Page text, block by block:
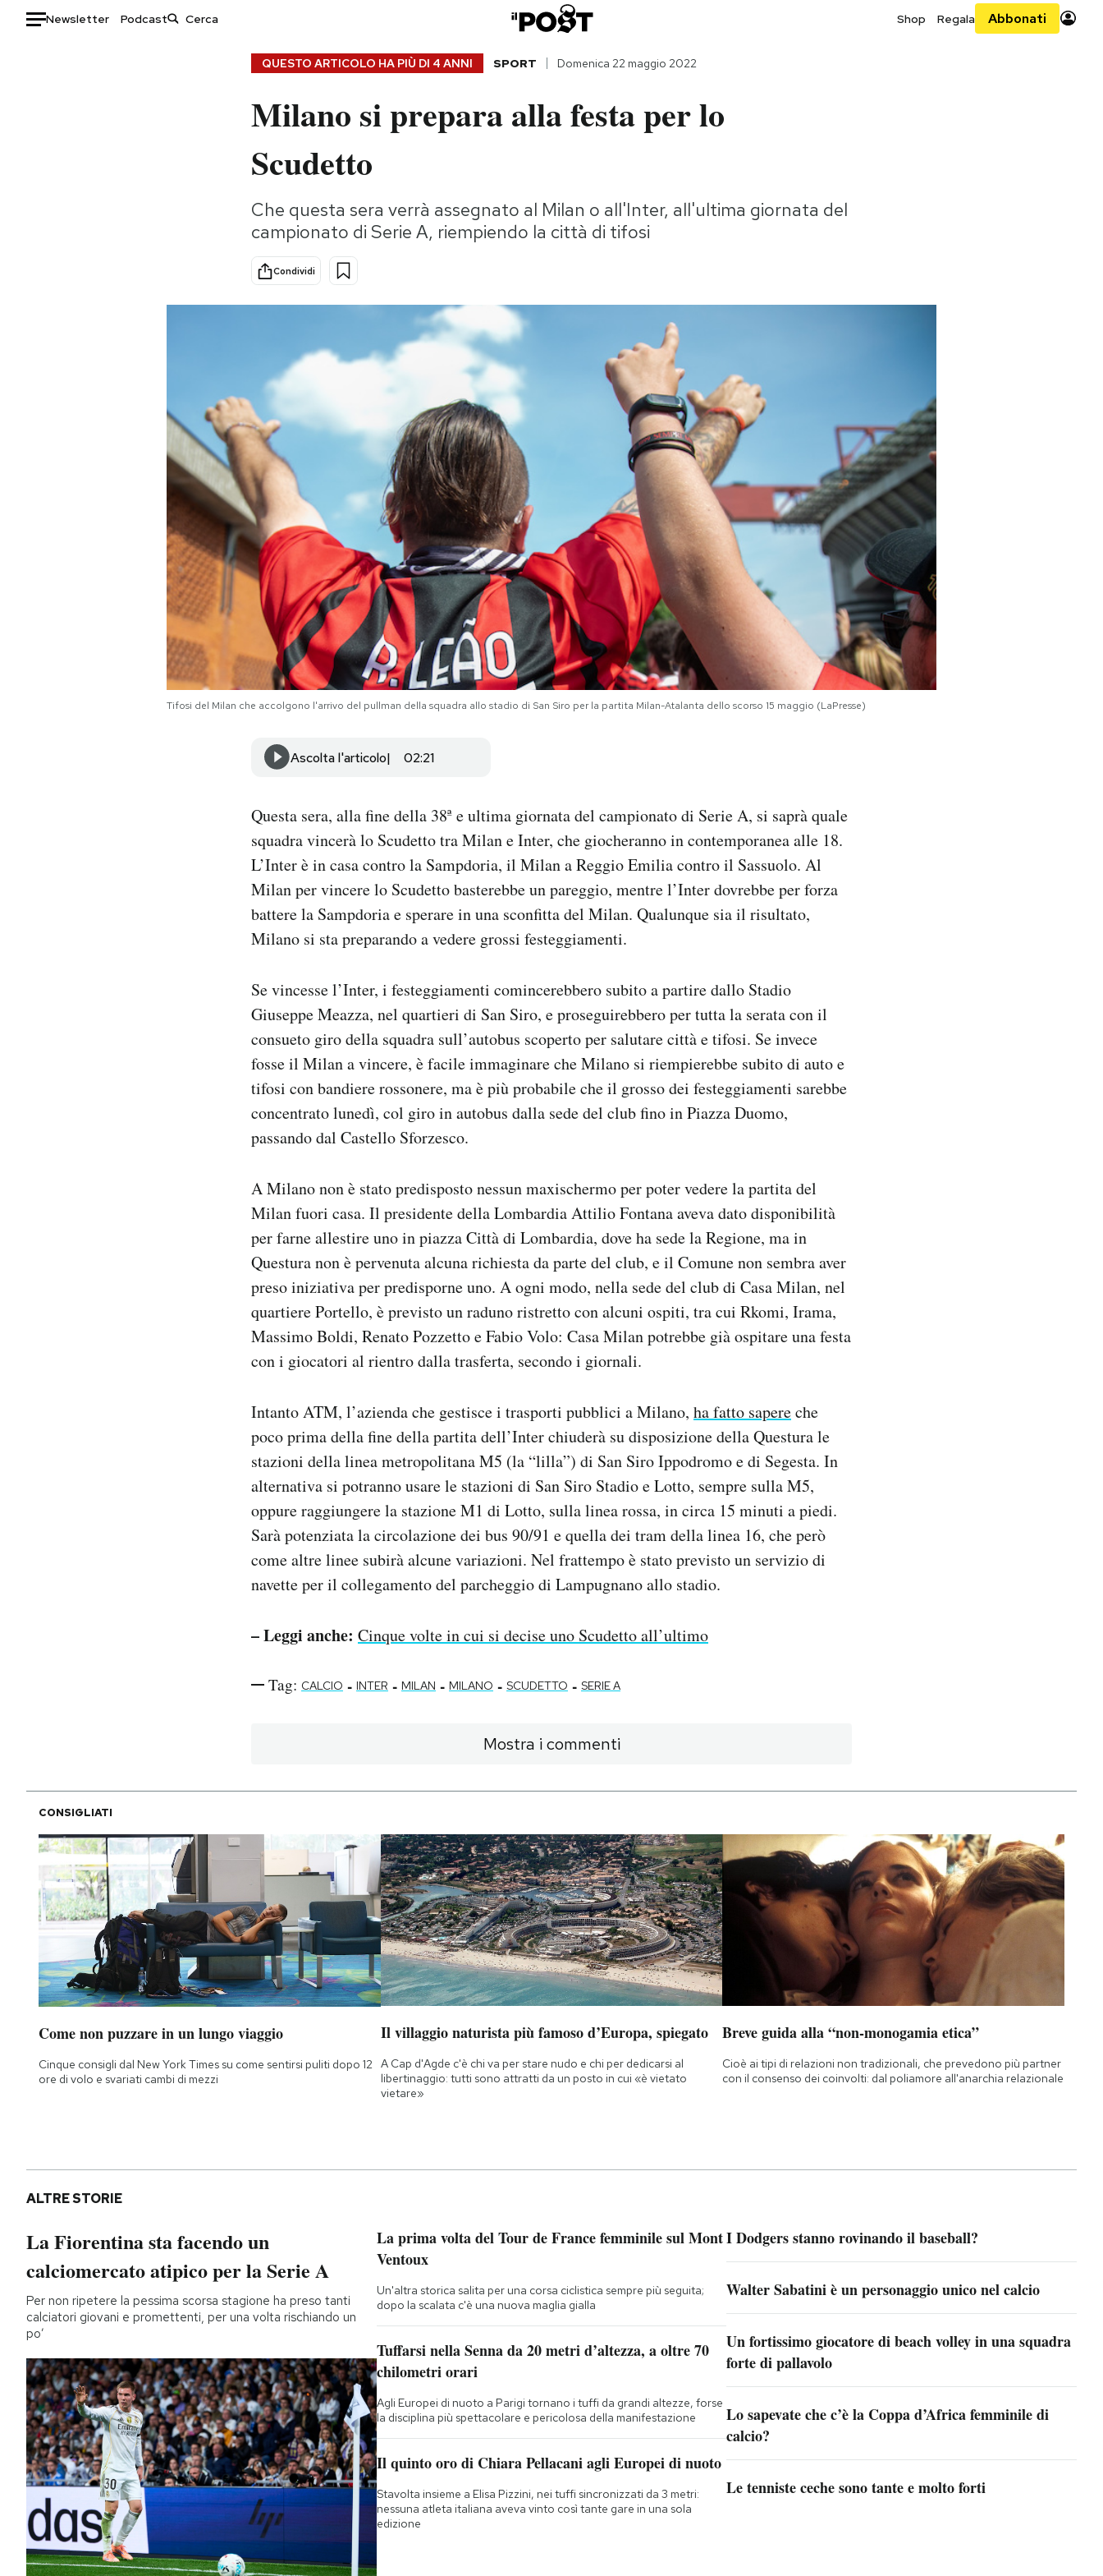
Newsletter Podcast Shop Regala Abbonati
Storie/Idee
Ok Boomer!
Altrecose
AREA PERSONALE
QUESTO ARTICOLO HA PIÙ DI 4 ANNI SPORT Domenica 22 maggio 2022
Milano si prepara alla festa per lo
Scudetto
Che questa sera verrà assegnato al Milan o all'Inter, all'ultima giornata del
campionato di Serie A, riempiendo la città di tifosi
Condividi
Tifosi del Milan che accolgono l'arrivo del pullman della squadra allo stadio di San Siro per la partita Milan-Atalanta dello scorso 15 maggio (LaPresse)
Ascolta l'articolo 02:21
Questa sera, alla fine della 38ª e ultima giornata del campionato di Serie A, si saprà quale
squadra vincerà lo Scudetto tra Milan e Inter, che giocheranno in contemporanea alle 18.
L’Inter è in casa contro la Sampdoria, il Milan a Reggio Emilia contro il Sassuolo. Al
Milan per vincere lo Scudetto basterebbe un pareggio, mentre l’Inter dovrebbe per forza
battere la Sampdoria e sperare in una sconfitta del Milan. Qualunque sia il risultato,
Milano si sta preparando a vedere grossi festeggiamenti.
Se vincesse l’Inter, i festeggiamenti comincerebbero subito a partire dallo Stadio
Giuseppe Meazza, nel quartieri di San Siro, e proseguirebbero per tutta la serata con il
consueto giro della squadra sull’autobus scoperto per salutare città e tifosi. Se invece
fosse il Milan a vincere, è facile immaginare che Milano si riempierebbe subito di auto e
tifosi con bandiere rossonere, ma è più probabile che il grosso dei festeggiamenti sarebbe
concentrato lunedì, col giro in autobus dalla sede del club fino in Piazza Duomo,
passando dal Castello Sforzesco.
A Milano non è stato predisposto nessun maxischermo per poter vedere la partita del
Milan fuori casa. Il presidente della Lombardia Attilio Fontana aveva dato disponibilità
per farne allestire uno in piazza Città di Lombardia, dove ha sede la Regione, ma in
Questura non è pervenuta alcuna richiesta da parte del club, e il Comune non sembra aver
preso iniziativa per predisporne uno. A ogni modo, nella sede del club di Casa Milan, nel
quartiere Portello, è previsto un raduno ristretto con alcuni ospiti, tra cui Rkomi, Irama,
Massimo Boldi, Renato Pozzetto e Fabio Volo: Casa Milan potrebbe già ospitare una festa
con i giocatori al rientro dalla trasferta, secondo i giornali.
Intanto ATM, l’azienda che gestisce i trasporti pubblici a Milano, ha fatto sapereche
poco prima della fine della partita dell’Inter chiuderà su disposizione della Questura le
stazioni della linea metropolitana M5 (la “lilla”) di San Siro Ippodromo e di Segesta. In
alternativa si potranno usare le stazioni di San Siro Stadio e Lotto, sempre sulla M5,
oppure raggiungere la stazione M1 di Lotto, sulla linea rossa, in circa 15 minuti a piedi.
Sarà potenziata la circolazione dei bus 90/91 e quella dei tram della linea 16, che però
come altre linee subirà alcune variazioni. Nel frattempo è stato previsto un servizio di
navette per il collegamento del parcheggio di Lampugnano allo stadio.
– Leggi anche: Cinque volte in cui si decise uno Scudetto all’ultimo
Tag: CALCIO - INTER - MILAN - MILANO - SCUDETTO - SERIE A
Mostra i commenti
CONSIGLIATI
Come non puzzare in un lungo viaggio
Cinque consigli dal New York Times su come sentirsi puliti dopo 12
ore di volo e svariati cambi di mezzi
Il villaggio naturista più famoso d’Europa, spiegato
A Cap d'Agde c'è chi va per stare nudo e chi per dedicarsi al
libertinaggio: tutti sono attratti da un posto in cui «è vietato
vietare»
Breve guida alla “non-monogamia etica”
Cioè ai tipi di relazioni non tradizionali, che prevedono più partner
con il consenso dei coinvolti: dal poliamore all'anarchia relazionale
ALTRE STORIE
La Fiorentina sta facendo un
calciomercato atipico per la Serie A
Per non ripetere la pessima scorsa stagione ha preso tanti
calciatori giovani e promettenti, per una volta rischiando un
po’
La prima volta del Tour de France femminile sul Mont
Ventoux
Un'altra storica salita per una corsa ciclistica sempre più seguita;
dopo la scalata c'è una nuova maglia gialla
Tuffarsi nella Senna da 20 metri d’altezza, a oltre 70
chilometri orari
Agli Europei di nuoto a Parigi tornano i tuffi da grandi altezze, forse
la disciplina più spettacolare e pericolosa della manifestazione
Il quinto oro di Chiara Pellacani agli Europei di nuoto
Stavolta insieme a Elisa Pizzini, nei tuffi sincronizzati da 3 metri:
nessuna atleta italiana aveva vinto così tante gare in una sola
edizione
I Dodgers stanno rovinando il baseball?
Walter Sabatini è un personaggio unico nel calcio
Un fortissimo giocatore di beach volley in una squadra
forte di pallavolo
Lo sapevate che c’è la Coppa d’Africa femminile di
calcio?
Le tenniste ceche sono tante e molto forti